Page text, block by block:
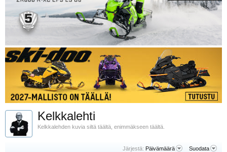
Kelkkalehti
Kelkkalehden kuvia siltä täältä, enimmäkseen täältä.
Järjestä: Päivämäärä Suodata